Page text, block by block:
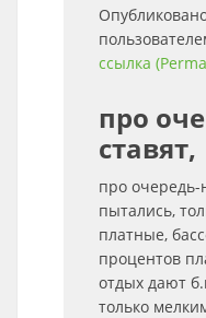
ссылка
про
ставят,
про очередь-
пытались,
платные,
процентов
отдых дают
только